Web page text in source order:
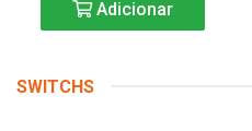
Adicionar
SWITCHS